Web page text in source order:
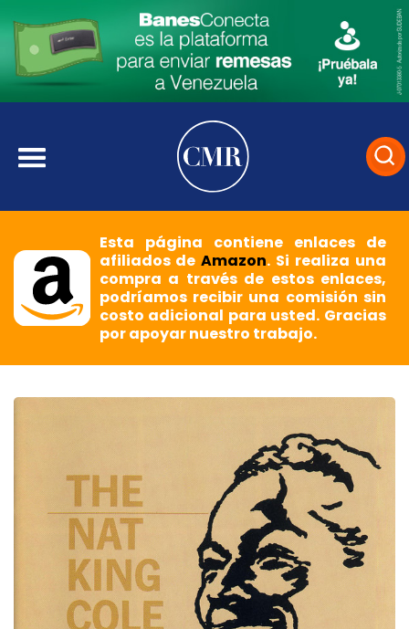
Esta página contiene enlaces de
afiliados deAmazon. Si realiza una
compra a través de estos enlaces,
podríamos recibir una comisión sin
costo adicional para usted. Gracias
por apoyar nuestro trabajo.